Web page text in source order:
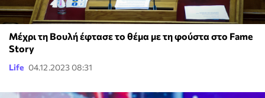
Μέχρι τη Βουλή έφτασε το θέμα με τη φούστα στο Fame
Story
Life 04.12.2023 08:31